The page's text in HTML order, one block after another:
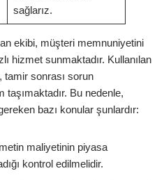
sağlarız.
ekibi, müşteri memnuniyetini
hizmet sunmaktadır. Kullanılan
sonrası sorun
Bu nedenle,
bazı konular şunlardır:
maliyetinin piyasa
kontrol edilmelidir.